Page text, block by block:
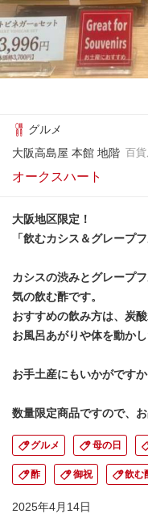
グルメ
大阪高島屋 本館 地階 百貨
オークスハート
大阪地区限定！
「飲むカシス＆グレープ
カシスの渋みとグレープ
気の飲む酢です。
おすすめの飲み方は、炭
お風呂あがりや体を動か
お手土産にもいかがですか
数量限定商品ですので、
グルメ 母の日
酢 御祝 飲む
2025年4月14日